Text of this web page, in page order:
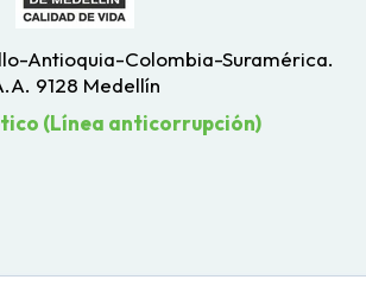
Antioquia-Colombia-Suramérica.
9128 Medellín
(Línea anticorrupción)